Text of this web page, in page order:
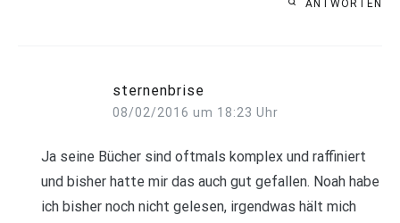
ANTWORTEN
sternenbrise
08/02/2016 um 18:23 Uhr
Ja seine Bücher sind oftmals komplex und raffiniert
und bisher hatte mir das auch gut gefallen. Noah habe
ich bisher noch nicht gelesen, irgendwas hält mich